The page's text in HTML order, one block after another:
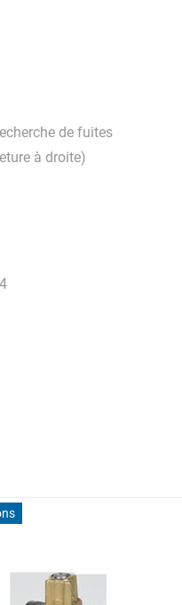
de fuites
à droite)